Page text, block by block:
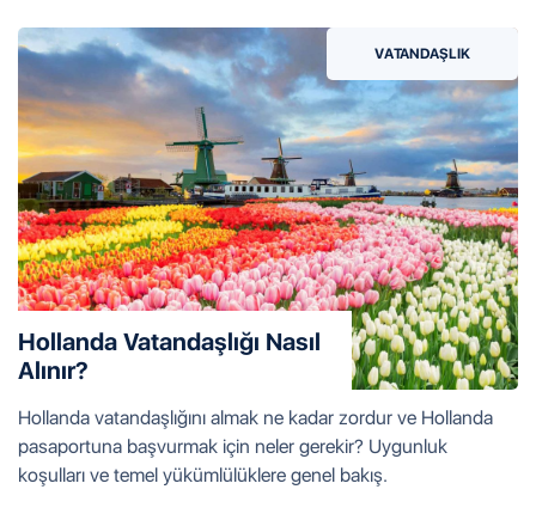
VATANDAŞLIK
Hollanda Vatandaşlığı Nasıl
Alınır?
Hollanda vatandaşlığını almak ne kadar zordur ve Hollanda
pasaportuna başvurmak için neler gerekir? Uygunluk
koşulları ve temel yükümlülüklere genel bakış.